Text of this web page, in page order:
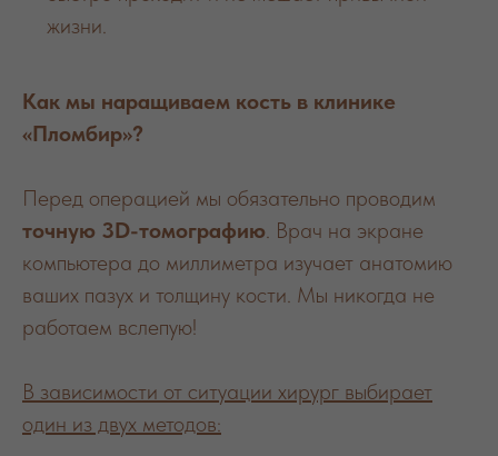
жизни.
Как мы наращиваем кость в клинике
«Пломбир»?
Перед операцией мы обязательно проводим
точную 3D-томографию. Врач на экране
компьютера до миллиметра изучает анатомию
ваших пазух и толщину кости. Мы никогда не
работаем вслепую!
В зависимости от ситуации хирург выбирает
один из двух методов: